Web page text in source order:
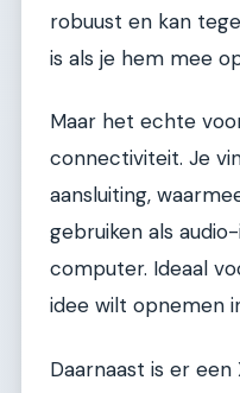
robuust en kan
is als je hem mee
Maar het echte
connectiviteit. Je
aansluiting,
gebruiken als
computer. Ideaal
idee wilt opnemen
Daarnaast is er